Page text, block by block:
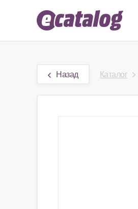
Назад Каталог